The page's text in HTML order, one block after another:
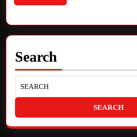
Search